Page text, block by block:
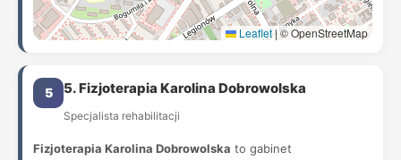
Leaflet|© OpenStreetMap
5 5. Fizjoterapia Karolina Dobrowolska
Specjalista rehabilitacji
Fizjoterapia Karolina Dobrowolska to gabinet